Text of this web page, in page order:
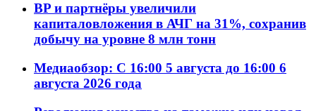
BP и партнёры увеличили
капиталовложения в АЧГ на 31%, сохранив
добычу на уровне 8 млн тонн
Медиаобзор: С 16:00 5 августа до 16:00 6
августа 2026 года